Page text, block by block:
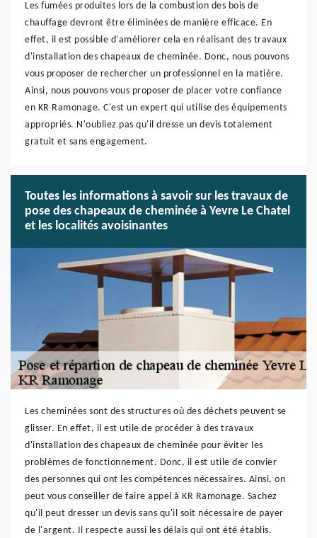
Les fumées produites lors de la combustion des bois de
chauffage devront être éliminées de manière efficace. En
effet, il est possible d'améliorer cela en réalisant des travaux
d'installation des chapeaux de cheminée. Donc, nous pouvons
vous proposer de rechercher un professionnel en la matière.
Ainsi, nous pouvons vous proposer de placer votre confiance
en KR Ramonage. C'est un expert qui utilise des équipements
appropriés. N'oubliez pas qu'il dresse un devis totalement
gratuit et sans engagement.
Toutes les informations à savoir sur les travaux de
pose des chapeaux de cheminée à Yevre Le Chatel
et les localités avoisinantes
Les cheminées sont des structures où des déchets peuvent se
glisser. En effet, il est utile de procéder à des travaux
d'installation des chapeaux de cheminée pour éviter les
problèmes de fonctionnement. Donc, il est utile de convier
des personnes qui ont les compétences nécessaires. Ainsi, on
peut vous conseiller de faire appel à KR Ramonage. Sachez
qu'il peut dresser un devis sans qu'il soit nécessaire de payer
de l'argent. Il respecte aussi les délais qui ont été établis.